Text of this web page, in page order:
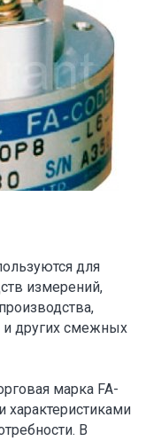
для
измерений,
и других смежных
марка FA-
характеристиками
В